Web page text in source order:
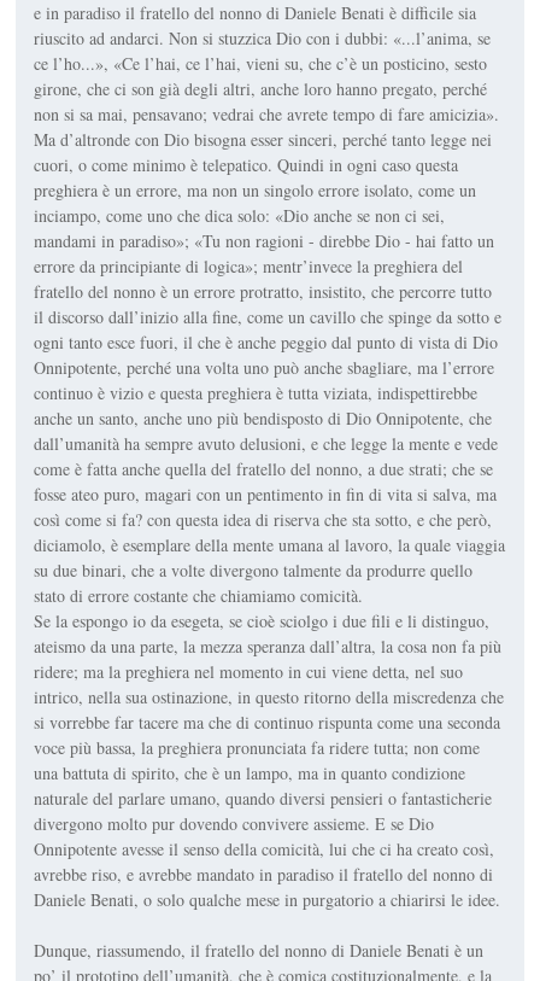
e in paradiso il fratello del nonno di Daniele Benati è difficile sia
riuscito ad andarci. Non si stuzzica Dio con i dubbi: «...l’anima, se
ce l’ho...», «Ce l’hai, ce l’hai, vieni su, che c’è un posticino, sesto
girone, che ci son già degli altri, anche loro hanno pregato, perché
non si sa mai, pensavano; vedrai che avrete tempo di fare amicizia».
Ma d’altronde con Dio bisogna esser sinceri, perché tanto legge nei
cuori, o come minimo è telepatico. Quindi in ogni caso questa
preghiera è un errore, ma non un singolo errore isolato, come un
inciampo, come uno che dica solo: «Dio anche se non ci sei,
mandami in paradiso»; «Tu non ragioni - direbbe Dio - hai fatto un
errore da principiante di logica»; mentr’invece la preghiera del
fratello del nonno è un errore protratto, insistito, che percorre tutto
il discorso dall’inizio alla fine, come un cavillo che spinge da sotto e
ogni tanto esce fuori, il che è anche peggio dal punto di vista di Dio
Onnipotente, perché una volta uno può anche sbagliare, ma l’errore
continuo è vizio e questa preghiera è tutta viziata, indispettirebbe
anche un santo, anche uno più bendisposto di Dio Onnipotente, che
dall’umanità ha sempre avuto delusioni, e che legge la mente e vede
come è fatta anche quella del fratello del nonno, a due strati; che se
fosse ateo puro, magari con un pentimento in fin di vita si salva, ma
così come si fa? con questa idea di riserva che sta sotto, e che però,
diciamolo, è esemplare della mente umana al lavoro, la quale viaggia
su due binari, che a volte divergono talmente da produrre quello
stato di errore costante che chiamiamo comicità.
Se la espongo io da esegeta, se cioè sciolgo i due fili e li distinguo,
ateismo da una parte, la mezza speranza dall’altra, la cosa non fa più
ridere; ma la preghiera nel momento in cui viene detta, nel suo
intrico, nella sua ostinazione, in questo ritorno della miscredenza che
si vorrebbe far tacere ma che di continuo rispunta come una seconda
voce più bassa, la preghiera pronunciata fa ridere tutta; non come
una battuta di spirito, che è un lampo, ma in quanto condizione
naturale del parlare umano, quando diversi pensieri o fantasticherie
divergono molto pur dovendo convivere assieme. E se Dio
Onnipotente avesse il senso della comicità, lui che ci ha creato così,
avrebbe riso, e avrebbe mandato in paradiso il fratello del nonno di
Daniele Benati, o solo qualche mese in purgatorio a chiarirsi le idee.
Dunque, riassumendo, il fratello del nonno di Daniele Benati è un
po’ il prototipo dell’umanità, che è comica costituzionalmente, e la